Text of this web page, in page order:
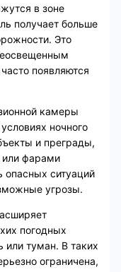
в зоне
получает больше
Это
появляются
камеры
ночного
и преграды,
фарами
опасных ситуаций
угрозы.
погодных
или туман. В таких
ограничена,